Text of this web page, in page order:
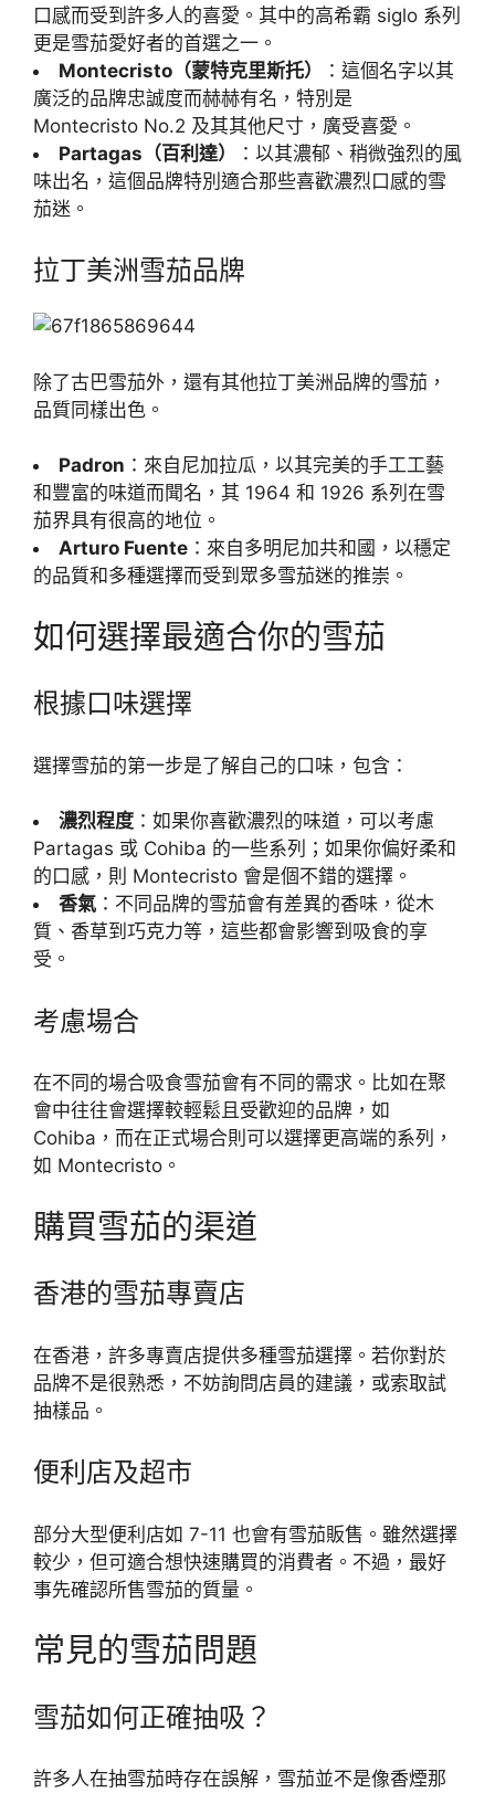
口感而受到許多人的喜愛。其中的高希霸 siglo 系列
更是雪茄愛好者的首選之一。
Montecristo（蒙特克里斯托）
：這個名字以其
廣泛的品牌忠誠度而赫赫有名，特別是
Montecristo No.2 及其其他尺寸，廣受喜愛。
Partagas（百利達）
：以其濃郁、稍微強烈的風
味出名，這個品牌特別適合那些喜歡濃烈口感的雪
茄迷。
拉丁美洲雪茄品牌
除了古巴雪茄外，還有其他拉丁美洲品牌的雪茄，
品質同樣出色。
Padron ：來自尼加拉瓜，以其完美的手工工藝
和豐富的味道而聞名，其 1964 和 1926 系列在雪
茄界具有很高的地位。
Arturo Fuente ：來自多明尼加共和國，以穩定
的品質和多種選擇而受到眾多雪茄迷的推崇。
如何選擇最適合你的雪茄
根據口味選擇
選擇雪茄的第一步是了解自己的口味，包含：
濃烈程度 ：如果你喜歡濃烈的味道，可以考慮
Partagas 或 Cohiba 的一些系列；如果你偏好柔和
的口感，則 Montecristo 會是個不錯的選擇。
香氣 ：不同品牌的雪茄會有差異的香味，從木
質、香草到巧克力等，這些都會影響到吸食的享
受。
考慮場合
在不同的場合吸食雪茄會有不同的需求。比如在聚
會中往往會選擇較輕鬆且受歡迎的品牌，如
Cohiba，而在正式場合則可以選擇更高端的系列，
如 Montecristo。
購買雪茄的渠道
香港的雪茄專賣店
在香港，許多專賣店提供多種雪茄選擇。若你對於
品牌不是很熟悉，不妨詢問店員的建議，或索取試
抽樣品。
便利店及超市
部分大型便利店如 7-11 也會有雪茄販售。雖然選擇
較少，但可適合想快速購買的消費者。不過，最好
事先確認所售雪茄的質量。
常見的雪茄問題
雪茄如何正確抽吸？
許多人在抽雪茄時存在誤解，雪茄並不是像香煙那